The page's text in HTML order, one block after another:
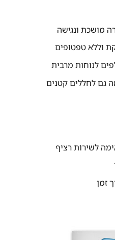
מושכת ונגישה
וללא טפטופים
לנוחות מרבית
גם לחללים קטנים
זמן